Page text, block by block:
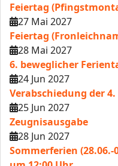
Feiertag
27 Mai 2027
Feiertag
28 Mai 2027
6. beweglicher
24 Jun 2027
Verabschiedung der
25 Jun 2027
Zeugnisausgabe
28 Jun 2027
Sommerferien